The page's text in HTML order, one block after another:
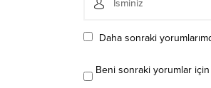
Daha sonraki
Beni sonraki yorumlar